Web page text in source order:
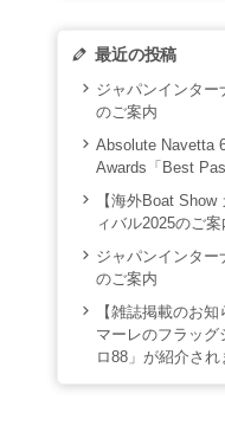
最近の投稿
ジャパンインター
のご案内
Absolute Navetta
Awards「Best
【海外Boat
ィバル2025のご案
ジャパンインター
のご案内
【雑誌掲載のお
マーレのフラッグ
ロ88」が紹介され